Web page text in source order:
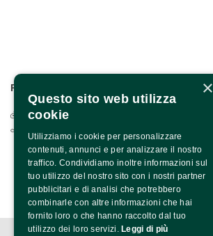
PER INFO E CONTATTI:
Via Francesco Albergamo, 4 - 82100 Benevento
×
Questo sito web utilizza
cookie
Utilizziamo i cookie per personalizzare
contenuti, annunci e per analizzare il nostro
traffico. Condividiamo inoltre informazioni sul
tuo utilizzo del nostro sito con i nostri partner
pubblicitari e di analisi che potrebbero
combinarle con altre informazioni che hai
fornito loro o che hanno raccolto dal tuo
utilizzo dei loro servizi. Leggi di più